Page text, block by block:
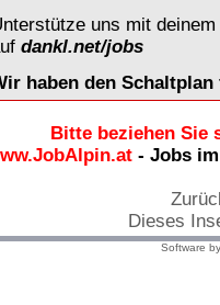
uns mit
dankl.net/jobs
haben den
Bitte beziehen Sie
- Jobs im
Dieses
Software